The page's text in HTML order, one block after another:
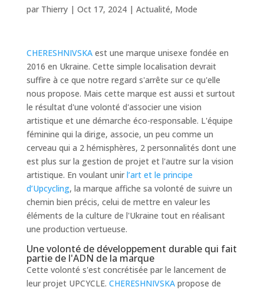
par Thierry| Oct 17, 2024| Actualité, Mode
CHERESHNIVSKAest une marque unisexe fondée en
2016 en Ukraine. Cette simple localisation devrait
suffire à ce que notre regard s'arrête sur ce qu'elle
nous propose. Mais cette marque est aussi et surtout
le résultat d'une volonté d'associer une vision
artistique et une démarche éco-responsable. L'équipe
féminine qui la dirige, associe, un peu comme un
cerveau qui a 2 hémisphères, 2 personnalités dont une
est plus sur la gestion de projet et l'autre sur la vision
artistique. En voulant unir l’art et le principe
d’Upcycling, la marque affiche sa volonté de suivre un
chemin bien précis, celui de mettre en valeur les
éléments de la culture de l'Ukraine tout en réalisant
une production vertueuse.
Une volonté de développement durable qui fait
partie de l'ADN de la marque
Cette volonté s'est concrétisée par le lancement de
leur projet UPCYCLE. CHERESHNIVSKApropose de